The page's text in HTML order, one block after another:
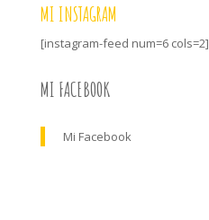
MI INSTAGRAM
[instagram-feed num=6 cols=2]
MI FACEBOOK
Mi Facebook